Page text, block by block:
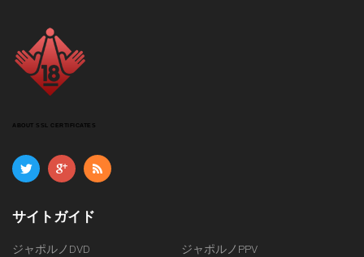
ABOUT SSL CERTIFICATES
サイトガイド
ジャポルノDVD
ジャポルノPPV